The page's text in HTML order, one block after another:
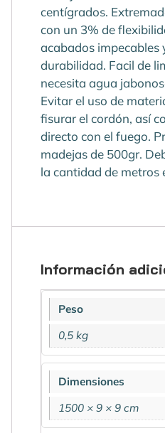
centígrados.
con un 3% de
acabados impecables
durabilidad. Facil de
necesita agua
Evitar el uso de
fisurar el cordón, así
directo con el fuego.
madejas de 500gr.
la cantidad de metros
Información
Peso
0,5 kg
Dimensiones
1500 × 9 × 9 cm